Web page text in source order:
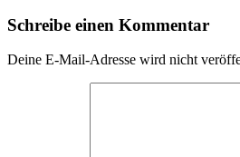
Schreibe einen Kommentar
Deine E-Mail-Adresse wird nicht